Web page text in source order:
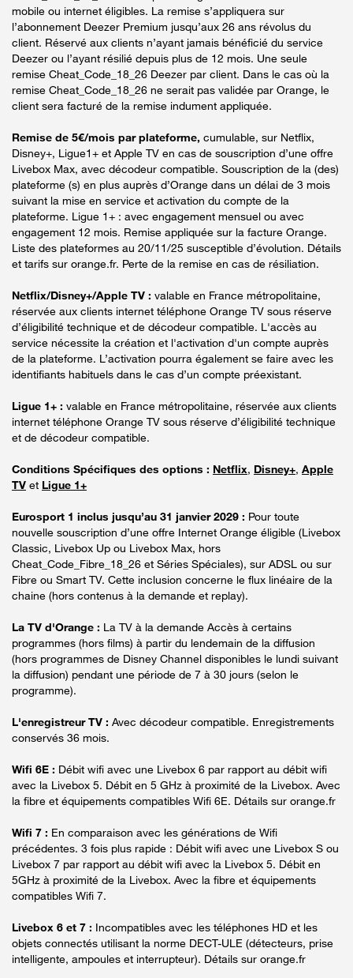
mobile ou internet éligibles. La remise s’appliquera sur
l’abonnement Deezer Premium jusqu’aux 26 ans révolus du
client. Réservé aux clients n’ayant jamais bénéficié du service
Deezer ou l’ayant résilié depuis plus de 12 mois. Une seule
remise Cheat_Code_18_26 Deezer par client. Dans le cas où la
remise Cheat_Code_18_26 ne serait pas validée par Orange, le
client sera facturé de la remise indument appliquée.
Remise de 5€/mois par plateforme, cumulable, sur Netflix,
Disney+, Ligue1+ et Apple TV en cas de souscription d’une offre
Livebox Max, avec décodeur compatible. Souscription de la (des)
plateforme (s) en plus auprès d’Orange dans un délai de 3 mois
suivant la mise en service et activation du compte de la
plateforme. Ligue 1+ : avec engagement mensuel ou avec
engagement 12 mois. Remise appliquée sur la facture Orange.
Liste des plateformes au 20/11/25 susceptible d’évolution. Détails
et tarifs sur orange.fr. Perte de la remise en cas de résiliation.
Netflix/Disney+/Apple TV : valable en France métropolitaine,
réservée aux clients internet téléphone Orange TV sous réserve
d’éligibilité technique et de décodeur compatible. L'accès au
service nécessite la création et l'activation d'un compte auprès
de la plateforme. L’activation pourra également se faire avec les
identifiants habituels dans le cas d’un compte préexistant.
Ligue 1+ : valable en France métropolitaine, réservée aux clients
internet téléphone Orange TV sous réserve d’éligibilité technique
et de décodeur compatible.
Conditions Spécifiques des options : Netflix, Disney+, Apple
TV et Ligue 1+
Eurosport 1 inclus jusqu’au 31 janvier 2029 : Pour toute
nouvelle souscription d’une offre Internet Orange éligible (Livebox
Classic, Livebox Up ou Livebox Max, hors
Cheat_Code_Fibre_18_26 et Séries Spéciales), sur ADSL ou sur
Fibre ou Smart TV. Cette inclusion concerne le flux linéaire de la
chaine (hors contenus à la demande et replay).
La TV d'Orange : La TV à la demande Accès à certains
programmes (hors films) à partir du lendemain de la diffusion
(hors programmes de Disney Channel disponibles le lundi suivant
la diffusion) pendant une période de 7 à 30 jours (selon le
programme).
L'enregistreur TV : Avec décodeur compatible. Enregistrements
conservés 36 mois.
Wifi 6E : Débit wifi avec une Livebox 6 par rapport au débit wifi
avec la Livebox 5. Débit en 5 GHz à proximité de la Livebox. Avec
la fibre et équipements compatibles Wifi 6E. Détails sur orange.fr
Wifi 7 : En comparaison avec les générations de Wifi
précédentes. 3 fois plus rapide : Débit wifi avec une Livebox S ou
Livebox 7 par rapport au débit wifi avec la Livebox 5. Débit en
5GHz à proximité de la Livebox. Avec la fibre et équipements
compatibles Wifi 7.
Livebox 6 et 7 : Incompatibles avec les téléphones HD et les
objets connectés utilisant la norme DECT-ULE (détecteurs, prise
intelligente, ampoules et interrupteur). Détails sur orange.fr